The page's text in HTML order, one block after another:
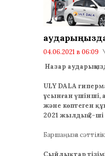
04.06.2021 в 06:09
Назар
ULY DALA
ұсынған үшінші,
және көптеген
2021 жылдың 2-ші
Баршаңызға
Сыйлықтар